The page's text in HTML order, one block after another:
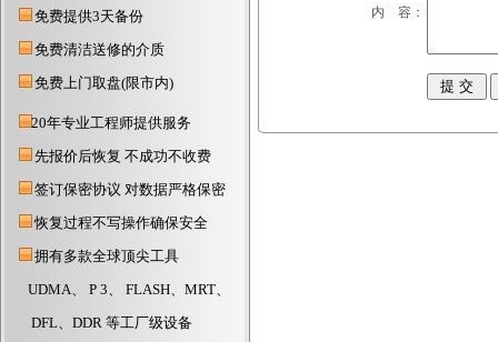
2019年元旦不放假
2016国庆节不放假
2020春节期间，不放假
2014年清明节正常上班
东莞硬盘数据恢复公司
东莞数据恢复公司
东莞数据恢复中心
东莞数据恢复
东莞服务器数据恢复
东莞数据恢复中心最新研发
免费提供3天备份
免费清洁送修的介质
免费上门取盘(限市内)
20年专业工程师提供服务
先报价后恢复 不成功不收费
签订保密协议 对数据严格保密
恢复过程不写操作确保安全
拥有多款全球顶尖工具
UDMA、 P 3、 FLASH、MRT、
DFL、DDR 等工厂级设备
内 容：